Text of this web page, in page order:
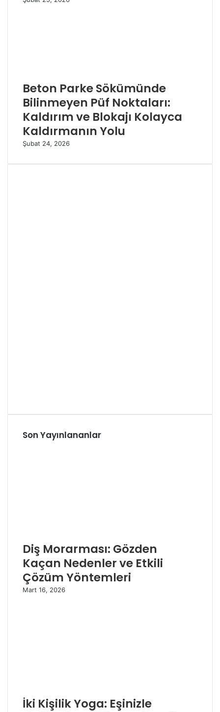
Beton Parke Sökümünde
Bilinmeyen Püf Noktaları:
Kaldırım ve Blokajı Kolayca
Kaldırmanın Yolu
Şubat 24, 2026
Son Yayınlananlar
Diş Morarması: Gözden
Kaçan Nedenler ve Etkili
Çözüm Yöntemleri
Mart 16, 2026
İki Kişilik Yoga: Eşinizle